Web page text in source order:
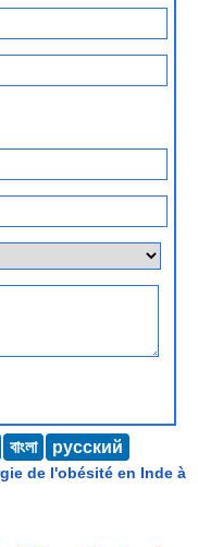
বাংলা русский
de l'obésité en Inde à